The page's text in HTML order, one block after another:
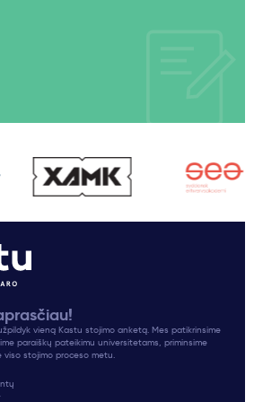
vieną Kastu stojimo anketą. Mes patikrinsime
paraiškų pateikimu universitetams, priminsime
viso stojimo proceso metu.